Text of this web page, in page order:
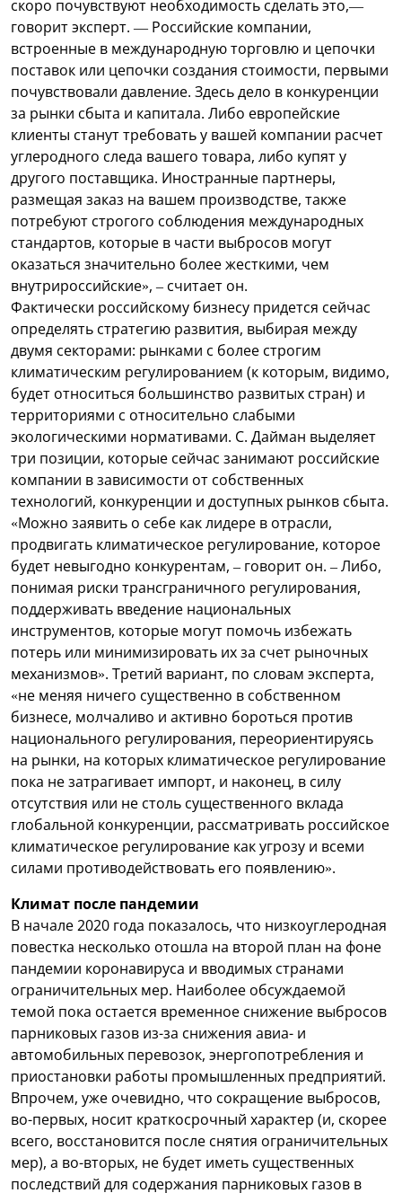
скоро почувствуют необходимость сделать это,—
говорит эксперт. — Российские компании,
встроенные в международную торговлю и цепочки
поставок или цепочки создания стоимости, первыми
почувствовали давление. Здесь дело в конкуренции
за рынки сбыта и капитала. Либо европейские
клиенты станут требовать у вашей компании расчет
углеродного следа вашего товара, либо купят у
другого поставщика. Иностранные партнеры,
размещая заказ на вашем производстве, также
потребуют строгого соблюдения международных
стандартов, которые в части выбросов могут
оказаться значительно более жесткими, чем
внутрироссийские», – считает он.
Фактически российскому бизнесу придется сейчас
определять стратегию развития, выбирая между
двумя секторами: рынками с более строгим
климатическим регулированием (к которым, видимо,
будет относиться большинство развитых стран) и
территориями с относительно слабыми
экологическими нормативами. С. Дайман выделяет
три позиции, которые сейчас занимают российские
компании в зависимости от собственных
технологий, конкуренции и доступных рынков сбыта.
«Можно заявить о себе как лидере в отрасли,
продвигать климатическое регулирование, которое
будет невыгодно конкурентам, – говорит он. – Либо,
понимая риски трансграничного регулирования,
поддерживать введение национальных
инструментов, которые могут помочь избежать
потерь или минимизировать их за счет рыночных
механизмов». Третий вариант, по словам эксперта,
«не меняя ничего существенно в собственном
бизнесе, молчаливо и активно бороться против
национального регулирования, переориентируясь
на рынки, на которых климатическое регулирование
пока не затрагивает импорт, и наконец, в силу
отсутствия или не столь существенного вклада
глобальной конкуренции, рассматривать российское
климатическое регулирование как угрозу и всеми
силами противодействовать его появлению».
Климат после пандемии
В начале 2020 года показалось, что низкоуглеродная
повестка несколько отошла на второй план на фоне
пандемии коронавируса и вводимых странами
ограничительных мер. Наиболее обсуждаемой
темой пока остается временное снижение выбросов
парниковых газов из-за снижения авиа- и
автомобильных перевозок, энергопотребления и
приостановки работы промышленных предприятий.
Впрочем, уже очевидно, что сокращение выбросов,
во-первых, носит краткосрочный характер (и, скорее
всего, восстановится после снятия ограничительных
мер), а во-вторых, не будет иметь существенных
последствий для содержания парниковых газов в